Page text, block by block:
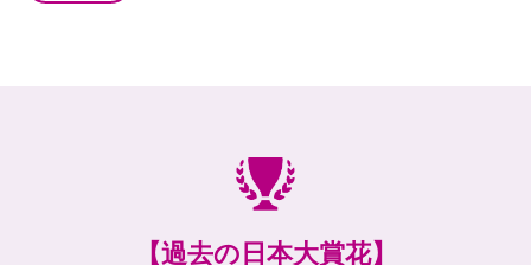
【過去の日本大賞花】